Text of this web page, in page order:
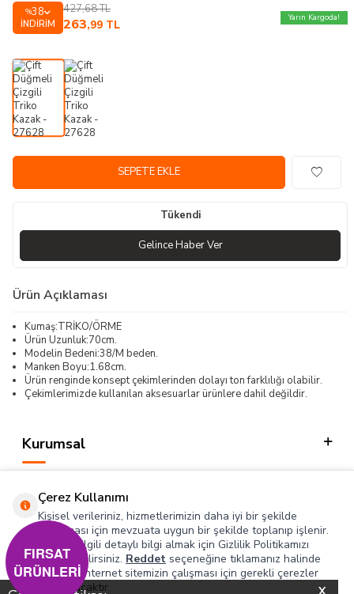
%38
İNDIRIM
427,68TL
263,99 TL
Yarın Kargoda!
SEPETE EKLE
Tükendi
Gelince Haber Ver
Ürün Açıklaması
Kumaş:TRİKO/ÖRME
Ürün Uzunluk:70cm.
Modelin Bedeni:38/M beden.
Manken Boyu:1.68cm.
Ürün renginde konsept çekimlerinden dolayı ton farklılığı olabilir.
Çekimlerimizde kullanılan aksesuarlar ürünlere dahil değildir.
Kurumsal
Hızlı Erişim
Sosyal
Adres & İletişim
Çerez Kullanımı
Kişisel verileriniz, hizmetlerimizin daha iyi bir şekilde
sunulması için mevzuata uygun bir şekilde toplanıp işlenir.
Konuyla ilgili detaylı bilgi almak için Gizlilik Politikamızı
inceleyebilirsiniz. Reddet seçeneğine tıklamanız halinde
yalnızca internet sitemizin çalışması için gerekli çerezler
kullanılacaktır.
FIRSAT
ÜRÜNLERİ